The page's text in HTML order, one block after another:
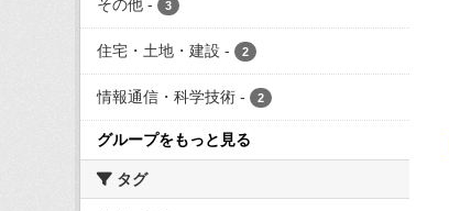
その他 - 3
住宅・土地・建設 - 2
情報通信・科学技術 - 2
グループをもっと見る
タグ